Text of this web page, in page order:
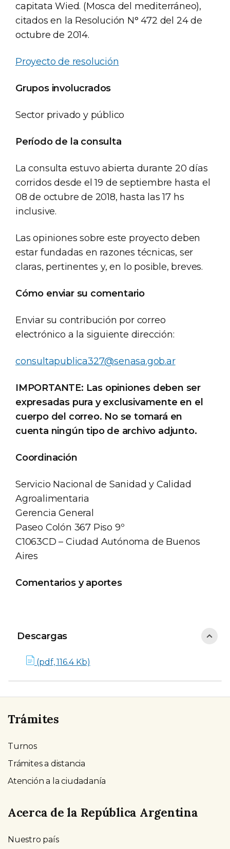
capitata Wied. (Mosca del mediterráneo),
citados en la Resolución N° 472 del 24 de
octubre de 2014.
Proyecto de resolución
Grupos involucrados
Sector privado y público
Período de la consulta
La consulta estuvo abierta durante 20 días
corridos desde el 19 de septiembre hasta el
08 de octubre de 2018, hasta las 17 hs
inclusive.
Las opiniones sobre este proyecto deben
estar fundadas en razones técnicas, ser
claras, pertinentes y, en lo posible, breves.
Cómo enviar su comentario
Enviar su contribución por correo
electrónico a la siguiente dirección:
consultapublica327@senasa.gob.ar
IMPORTANTE: Las opiniones deben ser
expresadas pura y exclusivamente en el
cuerpo del correo. No se tomará en
cuenta ningún tipo de archivo adjunto.
Coordinación
Servicio Nacional de Sanidad y Calidad
Agroalimentaria
Gerencia General
Paseo Colón 367 Piso 9º
C1063CD – Ciudad Autónoma de Buenos
Aires
Comentarios y aportes
Descargas
Descargas
(pdf, 116.4 Kb)
Trámites
Turnos
Trámites a distancia
Atención a la ciudadanía
Acerca de la República Argentina
Nuestro país